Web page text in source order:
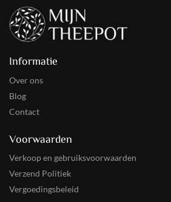
Informatie
Over ons
Blog
Contact
Voorwaarden
Verkoop en gebruiksvoorwaarden
Verzend Politiek
Vergoedingsbeleid